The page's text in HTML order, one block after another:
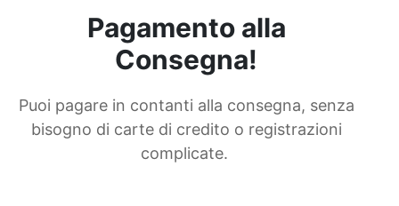
Pagamento alla
Consegna!
Puoi pagare in contanti alla consegna, senza
bisogno di carte di credito o registrazioni
complicate.